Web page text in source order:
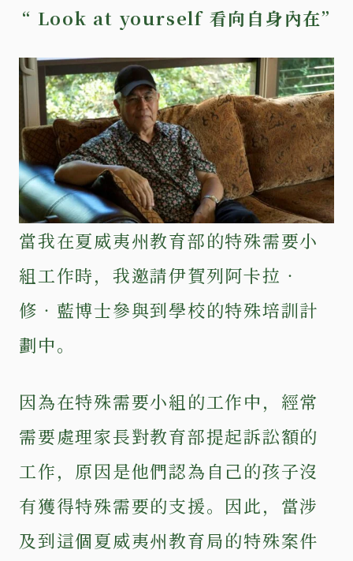
“ Look at yourself 看向自身內在”
當我在夏威夷州教育部的特殊需要小
組工作時，我邀請伊賀列阿卡拉‧
修‧藍博士參與到學校的特殊培訓計
劃中。
因為在特殊需要小組的工作中，經常
需要處理家長對教育部提起訴訟額的
工作，原因是他們認為自己的孩子沒
有獲得特殊需要的支援。因此，當涉
及到這個夏威夷州教育局的特殊案件